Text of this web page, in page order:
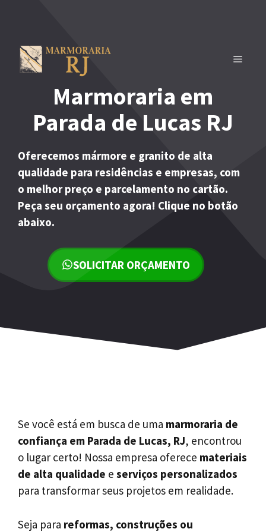
conteúdo
MENU
Marmoraria em
Parada de Lucas RJ
Oferecemos mármore e granito de alta
qualidade para residências e empresas, com
o melhor preço e parcelamento no cartão.
Peça seu orçamento agora! Clique no botão
abaixo.
SOLICITAR ORÇAMENTO
Se você está em busca de uma marmoraria de
confiança em Parada de Lucas, RJ, encontrou
o lugar certo! Nossa empresa oferece materiais
de alta qualidade e serviços personalizados
para transformar seus projetos em realidade.
Seja para reformas, construções ou